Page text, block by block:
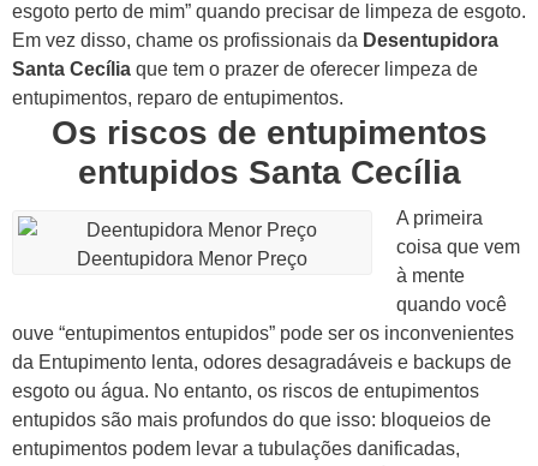
esgoto perto de mim” quando precisar de limpeza de esgoto.
Em vez disso, chame os profissionais da Desentupidora
Santa Cecília que tem o prazer de oferecer limpeza de
entupimentos, reparo de entupimentos.
Os riscos de entupimentos
entupidos Santa Cecília
Deentupidora Menor Preço
A primeira
coisa que vem
à mente
quando você
ouve “entupimentos entupidos” pode ser os inconvenientes
da Entupimento lenta, odores desagradáveis e backups de
esgoto ou água. No entanto, os riscos de entupimentos
entupidos são mais profundos do que isso: bloqueios de
entupimentos podem levar a tubulações danificadas,